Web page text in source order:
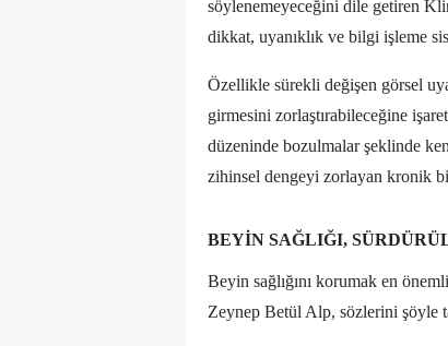
söylenemeyeceğini dile getiren
dikkat, uyanıklık ve bilgi işleme
Özellikle sürekli değişen görsel
girmesini zorlaştırabileceğine
düzeninde bozulmalar şeklinde
zihinsel dengeyi zorlayan kronik
BEYIN SAĞLIĞI,
Beyin sağlığını korumak en
Zeynep Betül Alp, sözlerini şöyle